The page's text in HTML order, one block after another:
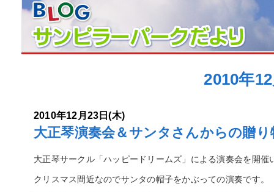
2010年
2010年12月23日(木)
大正琴演奏会＆サンタさんからの贈り
大正琴サークル「ハッピードリームズ」による演奏会を開催
クリスマス間近なのでサンタの帽子をかぶっての演奏です。